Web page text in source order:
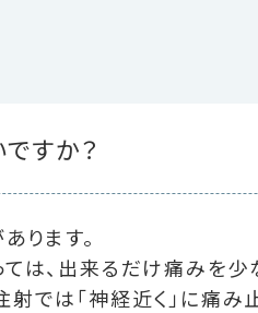
すか？
ります。
は、出来るだけ痛みを
では「神経近く」に痛